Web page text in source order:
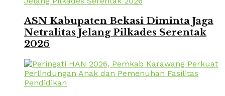
ASN Kabupaten Bekasi Diminta Jaga
Netralitas Jelang Pilkades Serentak
2026